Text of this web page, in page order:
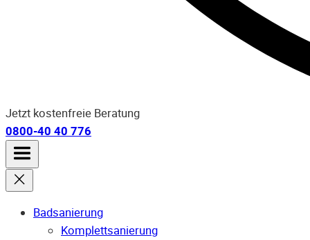
Jetzt kostenfreie Beratung
0800-40 40 776
Badsanierung
Komplettsanierung